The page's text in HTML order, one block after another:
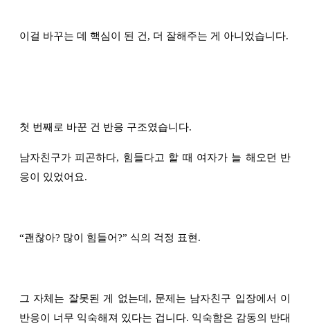
이걸 바꾸는 데 핵심이 된 건, 더 잘해주는 게 아니었습니다.
첫 번째로 바꾼 건 반응 구조였습니다.
남자친구가 피곤하다, 힘들다고 할 때 여자가 늘 해오던 반
응이 있었어요.
“괜찮아? 많이 힘들어?” 식의 걱정 표현.
그 자체는 잘못된 게 없는데, 문제는 남자친구 입장에서 이
반응이 너무 익숙해져 있다는 겁니다. 익숙함은 감동의 반대